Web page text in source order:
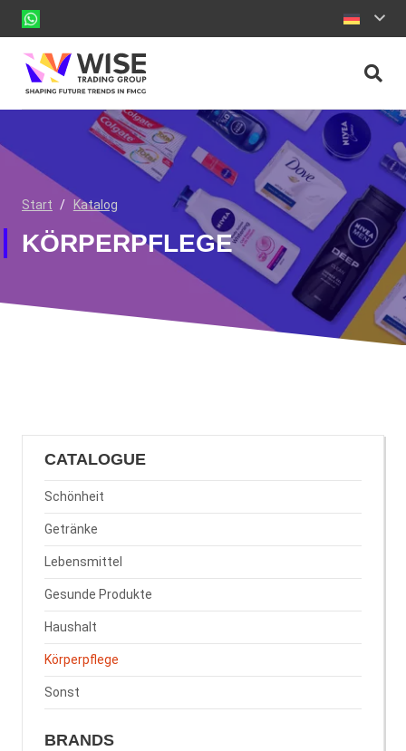
Start / Katalog
KÖRPERPFLEGE
CATALOGUE
Schönheit
Getränke
Lebensmittel
Gesunde Produkte
Haushalt
Körperpflege
Sonst
BRANDS